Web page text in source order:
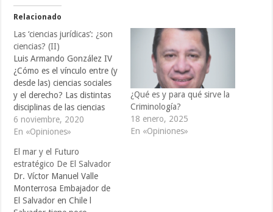
Relacionado
Las ‘ciencias jurídicas’: ¿son
ciencias? (II)
Luis Armando González IV
¿Cómo es el vínculo entre (y
desde las) ciencias sociales
y el derecho? Las distintas
disciplinas de las ciencias
sociales -economía, ciencia
política, historia, sociología,
enfocan, de manera
creciente, hacia el estudio
de problemáticas jurídicas
en las distintas sociedades y
épocas históricas. Hasta…
6 noviembre, 2020
En «Opiniones»
¿Qué es y para qué sirve la
Criminología?
18 enero, 2025
En «Opiniones»
El mar y el Futuro
estratégico De El Salvador
Dr. Víctor Manuel Valle
Monterrosa Embajador de
El Salvador en Chile l